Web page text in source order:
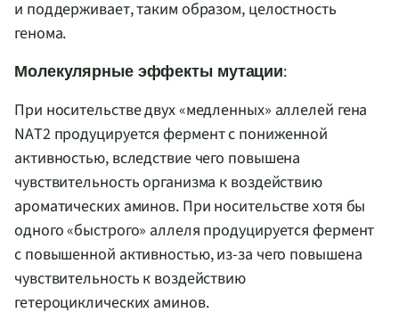
и поддерживает, таким образом, целостность
генома.
Молекулярные эффекты мутации:
При носительстве двух «медленных» аллелей гена
NAT2 продуцируется фермент с пониженной
активностью, вследствие чего повышена
чувствительность организма к воздействию
ароматических аминов. При носительстве хотя бы
одного «быстрого» аллеля продуцируется фермент
с повышенной активностью, из-за чего повышена
чувствительность к воздействию
гетероциклических аминов.